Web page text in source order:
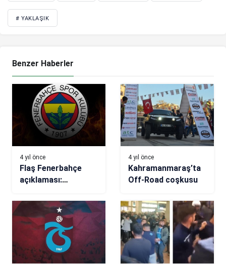
# YAKLAŞIK
Benzer Haberler
4 yıl önce
Flaş Fenerbahçe
açıklaması:
planlarında demek ki
bir sorun olmuş!
4 yıl önce
Kahramanmaraş’ta
Off-Road coşkusu